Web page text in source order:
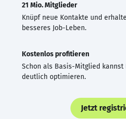
21 Mio. Mitglieder
Knüpf neue Kontakte und
besseres Job-Leben.
Kostenlos profitieren
Schon als Basis-Mitglied kannst
deutlich optimieren.
Jetzt